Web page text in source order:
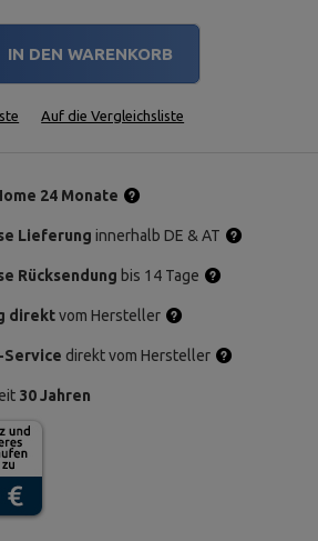
IN DEN WARENKORB
Auf die Vergleichsliste
24 Monate
Lieferung innerhalb DE & AT
Rücksendung bis 14 Tage
direktvom Hersteller
Service direkt vom Hersteller
30 Jahren